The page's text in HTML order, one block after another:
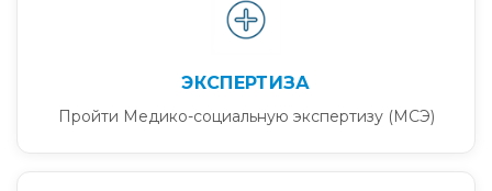
ЭКСПЕРТИЗА
Пройти Медико-социальную экспертизу (МСЭ)